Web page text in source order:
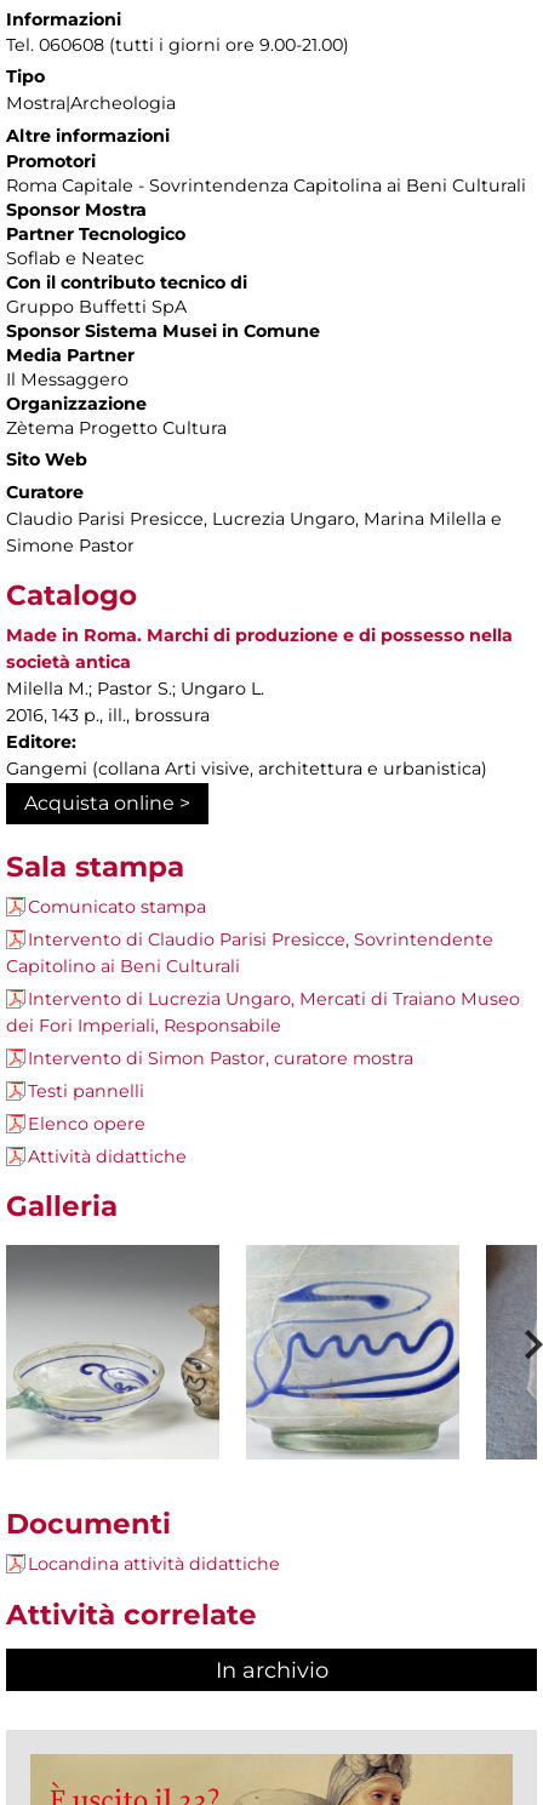
Informazioni
Tel. 060608 (tutti i giorni ore 9.00-21.00)
Tipo
Mostra|Archeologia
Altre informazioni
Promotori
Roma Capitale - Sovrintendenza Capitolina ai Beni Culturali
Sponsor Mostra
Partner Tecnologico
Soflab e Neatec
Con il contributo tecnico di
Gruppo Buffetti SpA
Sponsor Sistema Musei in Comune
Media Partner
Il Messaggero
Organizzazione
Zètema Progetto Cultura
Sito Web
Curatore
Claudio Parisi Presicce, Lucrezia Ungaro, Marina Milella e
Simone Pastor
Catalogo
Made in Roma. Marchi di produzione e di possesso nella
società antica
Milella M.; Pastor S.; Ungaro L.
2016, 143 p., ill., brossura
Editore:
Gangemi (collana Arti visive, architettura e urbanistica)
Acquista online >
Sala stampa
Comunicato stampa
Intervento di Claudio Parisi Presicce, Sovrintendente
Capitolino ai Beni Culturali
Intervento di Lucrezia Ungaro, Mercati di Traiano Museo
dei Fori Imperiali, Responsabile
Intervento di Simon Pastor, curatore mostra
Testi pannelli
Elenco opere
Attività didattiche
Galleria
Documenti
Locandina attività didattiche
Attività correlate
In archivio